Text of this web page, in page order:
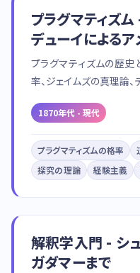
プラグマティズム
デューイによる
プラグマティズムの歴
率、ジェイムズの真理論
1870年代 - 現代
プラグマティズムの格率
探究の理論
経験主義
解釈学入門 - シ
ガダマーまで